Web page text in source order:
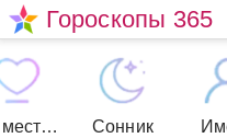
Гороскопы 365
Совместимость Сонник